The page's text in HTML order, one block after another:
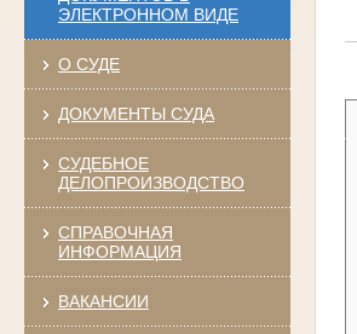
ЭЛЕКТРОННОМ ВИДЕ
О СУДЕ
ДОКУМЕНТЫ СУДА
СУДЕБНОЕ
ДЕЛОПРОИЗВОДСТВО
СПРАВОЧНАЯ
ИНФОРМАЦИЯ
ВАКАНСИИ